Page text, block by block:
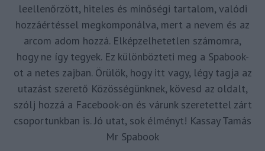
leellenőrzött, hiteles és minőségi tartalom, valódi
hozzáértéssel megkomponálva, mert a nevem és az
arcom adom hozzá. Elképzelhetetlen számomra,
hogy ne így tegyek. Ez különbözteti meg a Spabook-
ot a netes zajban. Örülök, hogy itt vagy, légy tagja az
utazást szerető Közösségünknek, kövesd az oldalt,
szólj hozzá a Facebook-on és várunk szeretettel zárt
csoportunkban is. Jó utat, sok élményt! Kassay Tamás
Mr Spabook